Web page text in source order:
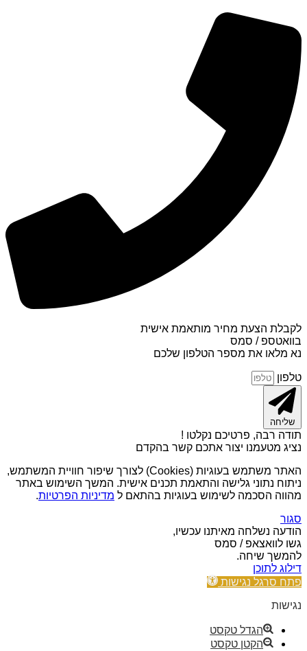
לקבלת הצעת מחיר מותאמת אישית
בוואטספ / סמס
נא מלאו את מספר הטלפון שלכם
טלפון
שליחה
תודה רבה, פרטיכם נקלטו !
נציג מטעמנו יצור אתכם קשר בהקדם
האתר משתמש בעוגיות (Cookies) לצורך שיפור חוויית המשתמש,
ניתוח נתוני גלישה והתאמת תכנים אישית. המשך השימוש באתר
מהווה הסכמה לשימוש בעוגיות בהתאם ל מדיניות הפרטיות.
סגור
הודעה נשלחה מאיתנו עכשיו,
גשו לוואצאפ / סמס
להמשך שיחה.
דילוג לתוכן
פתח סרגל נגישות
נגישות
הגדל טקסט
הקטן טקסט